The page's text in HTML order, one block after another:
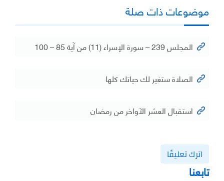
موضوعات ذات صلة
المجلس 239 – سورة الإسراء (11) من آية 85 – 100
الصلاة ستغير لك حياتك كلها
استقبال العشر الآواخر من رمضان
اترك تعليقًا
تابعنا